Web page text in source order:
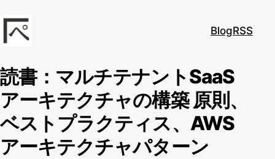
kadoppe.com
BlogRSS
読書：マルチテナントSaaS
アーキテクチャの構築 原則、
ベストプラクティス、AWS
アーキテクチャパターン